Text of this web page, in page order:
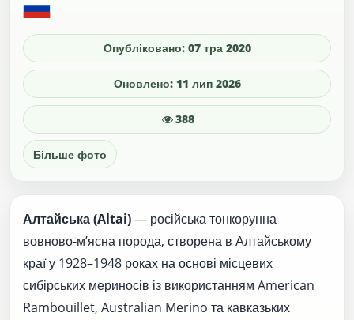
Опубліковано: 07 тра 2020
Оновлено: 11 лип 2026
388
Більше фото
Алтайська (Altai)— російська тонкорунна
вовново-м’ясна порода, створена в Алтайському
краї у 1928–1948 роках на основі місцевих
сибірських мериносів із використанням American
Rambouillet, Australian Merino та кавказьких